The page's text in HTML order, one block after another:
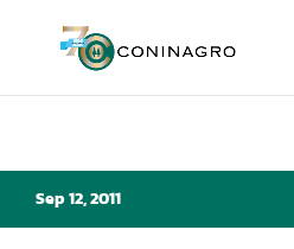
Sep 12, 2011